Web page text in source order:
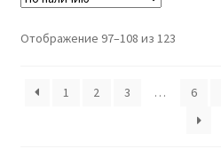
Розница
Отображение 97–108 из 123
1 2 3 … 6